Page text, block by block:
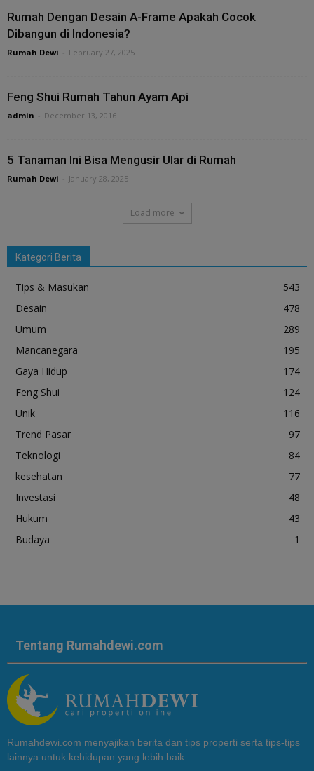
Rumah Dengan Desain A-Frame Apakah Cocok
Dibangun di Indonesia?
Rumah Dewi February 27, 2025
Feng Shui Rumah Tahun Ayam Api
admin December 13, 2016
5 Tanaman Ini Bisa Mengusir Ular di Rumah
Rumah Dewi January 28, 2025
Load more
Kategori Berita
Tips & Masukan
543
Desain
478
Umum
289
Mancanegara
195
Gaya Hidup
174
Feng Shui
124
Unik
116
Trend Pasar
97
Teknologi
84
kesehatan
77
Investasi
48
Hukum
43
Budaya
1
Tentang Rumahdewi.com
Rumahdewi.com menyajikan berita dan tips properti serta tips-tips
lainnya untuk kehidupan yang lebih baik